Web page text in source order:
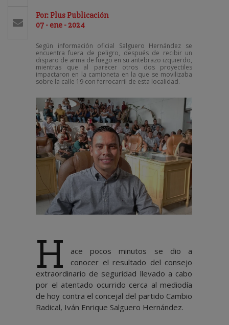
Por: Plus Publicación
07 - ene - 2024
Según información oficial Salguero Hernández se
encuentra fuera de peligro, después de recibir un
disparo de arma de fuego en su antebrazo izquierdo,
mientras que al parecer otros dos proyectiles
impactaron en la camioneta en la que se movilizaba
sobre la calle 19 con ferrocarril de esta localidad.
H
ace pocos minutos se dio a
conocer el resultado del consejo
extraordinario de seguridad llevado a cabo
por el atentado ocurrido cerca al mediodía
de hoy contra el concejal del partido Cambio
Radical, Iván Enrique Salguero Hernández.